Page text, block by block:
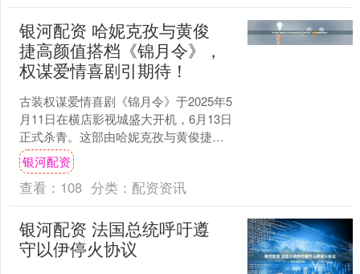
银河配资 哈妮克孜与黄俊
捷高颜值搭档《锦月令》，
权谋爱情喜剧引期待！
古装权谋爱情喜剧《锦月令》于2025年5
月11日在横店影视城盛大开机，6月13日
正式杀青。这部由哈妮克孜与黄俊捷领
衔主演的年度重磅剧集，预计将于2026
年登陆腾....
银河配资
查看： 108 分类： 配资资讯
银河配资 法国总统呼吁遵
守以伊停火协议